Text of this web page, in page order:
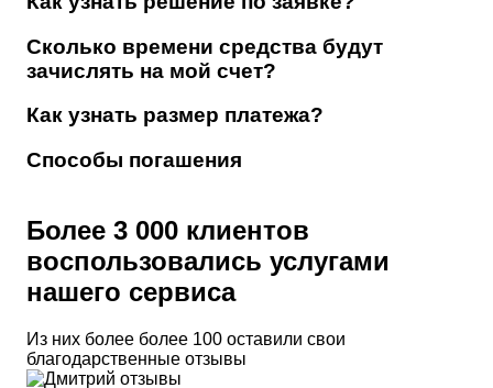
Сколько времени средства будут
зачислять на мой счет?
Как узнать размер платежа?
Способы погашения
Более 3 000 клиентов
воспользовались услугами
нашего сервиса
Из них более более 100 оставили свои
благодарственные отзывы